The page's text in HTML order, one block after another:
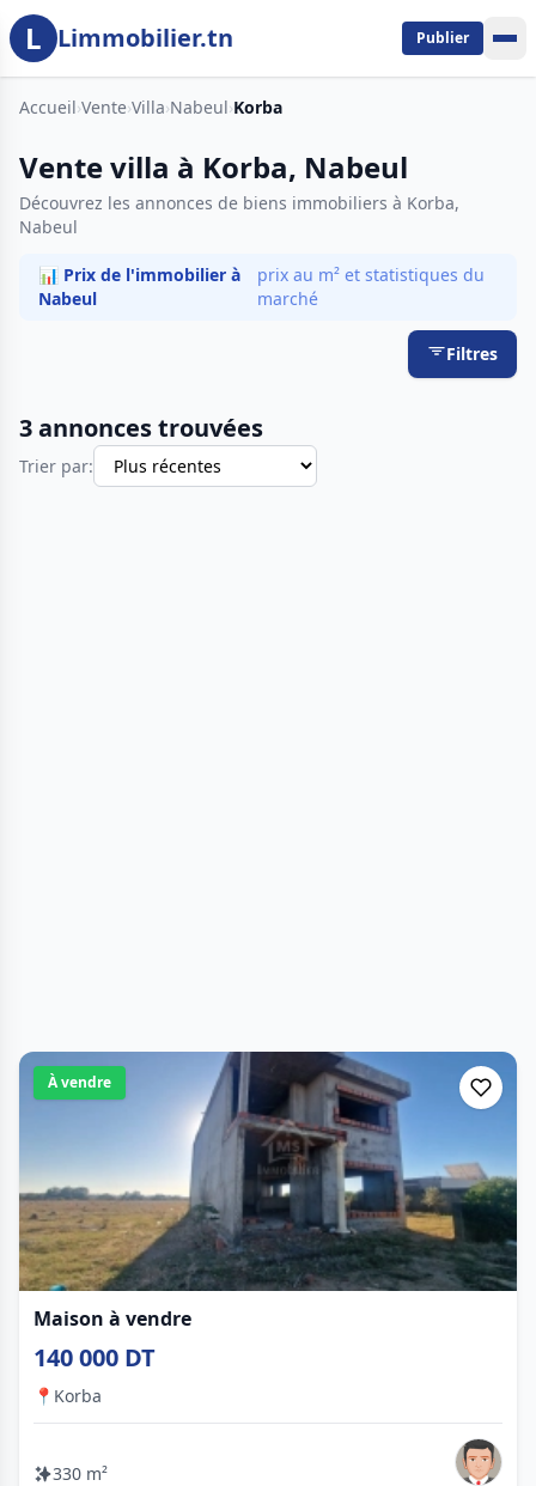
Aller au contenu principal
L Limmobilier.tn Publier
Accueil›Vente›Villa›Nabeul›Korba
Vente villa à Korba, Nabeul
Découvrez les annonces de biens immobiliers à Korba,
Nabeul
📊 Prix de l'immobilier à
Nabeul
prix au m² et statistiques du
marché
Filtres
3 annonces trouvées
Trier par:
À vendre
Maison à vendre
140 000 DT
📍 Korba
330 m²